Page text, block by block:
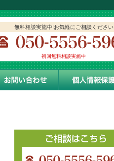
無料相談実施中!お気軽にご相談ください
初回無料相談実施中